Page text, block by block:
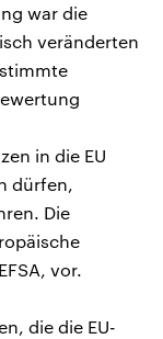
war die
veränderten
in die EU
dürfen,
Die
vor.
die die EU-